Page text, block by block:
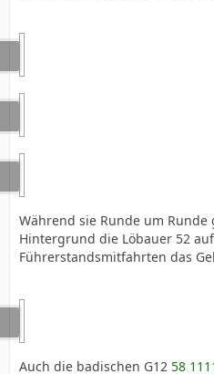
Während sie Runde um
Hintergrund die Löbauer 52
Führerstandsmitfahrten das
Auch die badischen G12 58